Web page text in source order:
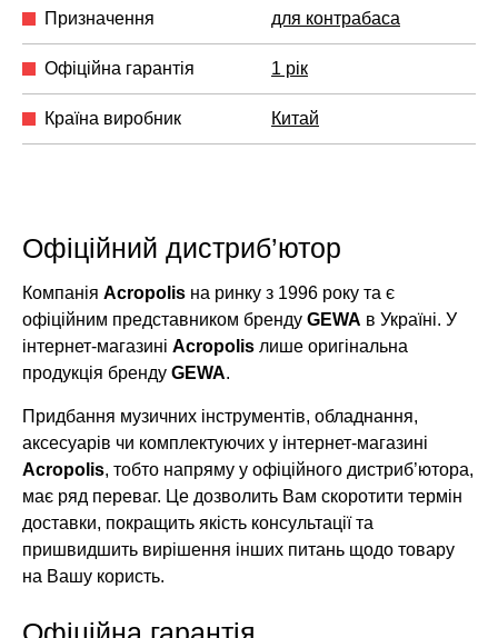
Призначення для контрабаса
Офіційна гарантія 1 рік
Країна виробник Китай
Офіційний дистриб’ютор
Компанія Acropolis на ринку з 1996 року та є
офіційним представником бренду GEWA в Україні. У
інтернет-магазині Acropolis лише оригінальна
продукція бренду GEWA.
Придбання музичних інструментів, обладнання,
аксесуарів чи комплектуючих у інтернет-магазині
Acropolis, тобто напряму у офіційного дистриб’ютора,
має ряд переваг. Це дозволить Вам скоротити термін
доставки, покращить якість консультації та
пришвидшить вирішення інших питань щодо товару
на Вашу користь.